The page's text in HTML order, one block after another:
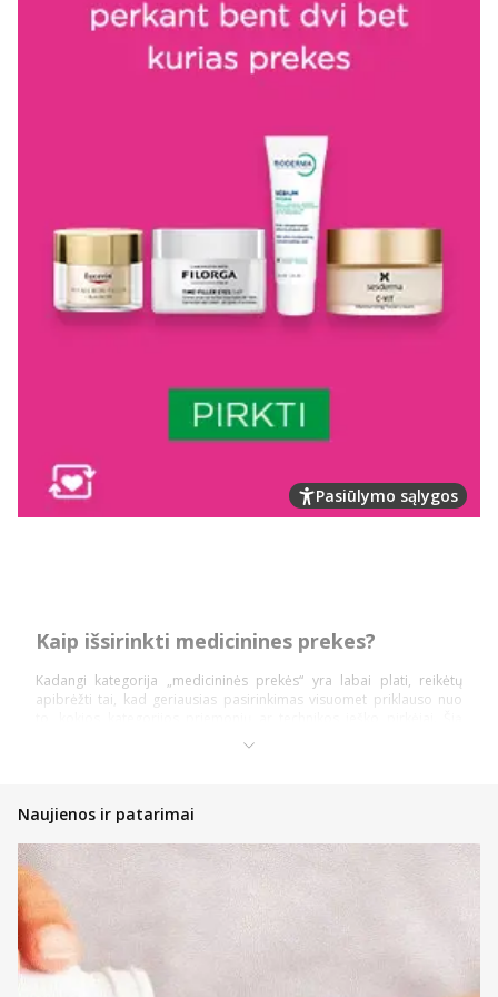
Pasiūlymo sąlygos
Kaip išsirinkti medicinines prekes?
Kadangi kategorija „medicininės prekės“ yra labai plati, reikėtų
apibrėžti tai, kad geriausias pasirinkimas visuomet priklauso nuo
Pasidalinsime bendromis įžvalgomis, ką vertėtų žinoti kiekvienam
pirkėjui, nusprendusiam pirkti internetinėje vaistinėje, kad įsigytų
priemonių ir technikos nauda būtų pati didžiausia!
Atsidarykite prekės puslapyje ir perskaitykite aprašymą,
instrukcijas bei kitą aktualią informaciją;
Jeigu prekė patiko, tačiau norite dar pasidairyti po prekių
sugrįžti vėliau;
Nedvejokite konsultuotis su internetinės vaistinės komanda,
Naujienos ir patarimai